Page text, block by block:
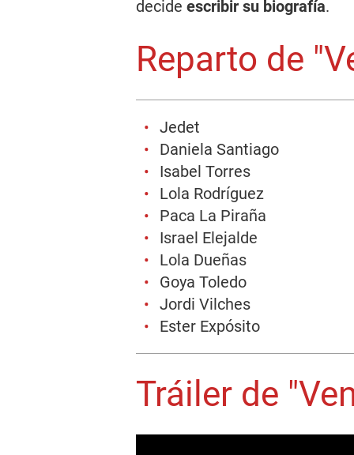
decide escribir su biografía.
Reparto de
Jedet
Daniela Santiago
Isabel Torres
Lola Rodríguez
Paca La Piraña
Israel Elejalde
Lola Dueñas
Goya Toledo
Jordi Vilches
Ester Expósito
Tráiler de